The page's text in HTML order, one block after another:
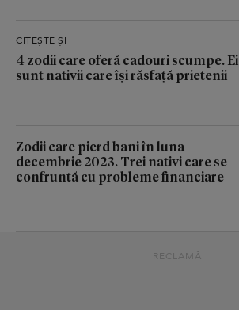
CITEȘTE ȘI
4 zodii care oferă cadouri scumpe. Ei
sunt nativii care își răsfață prietenii
Zodii care pierd bani în luna
decembrie 2023. Trei nativi care se
confruntă cu probleme financiare
RECLAMĂ